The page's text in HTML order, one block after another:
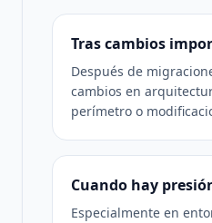
Tras cambios
Después de
cambios en
perímetro o
Cuando hay
Especialmente en